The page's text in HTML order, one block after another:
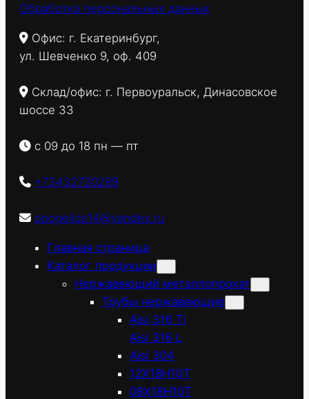
Обработка персональных данных
Офис: г. Екатеринбург,
ул. Шевченко 9, оф. 409
Склад/офис: г. Первоуральск, Динасовское
шоссе 33
с 09 до 18 пн — пт
+73432720289
ooogelios14@yandex.ru
Главная страница
Каталог продукции
Нержавеющий металлопрокат
Трубы нержавеющие
Aisi 316 Ti
Aisi 316 L
Aisi 304
12Х18Н10Т
08Х18Н10Т